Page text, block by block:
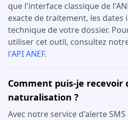
que l'interface classique de
exacte de traitement, les
technique de votre dossier.
utiliser cet outil, consultez
l'API ANEF.
Comment puis-je recevoir
naturalisation ?
Avec notre service d'alerte